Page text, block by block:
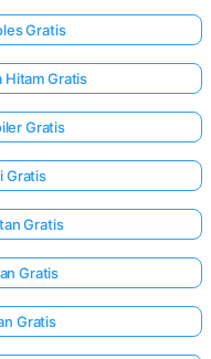
Gratis
Hitam Gratis
Gratis
Gratis
Gratis
Gratis
Gratis